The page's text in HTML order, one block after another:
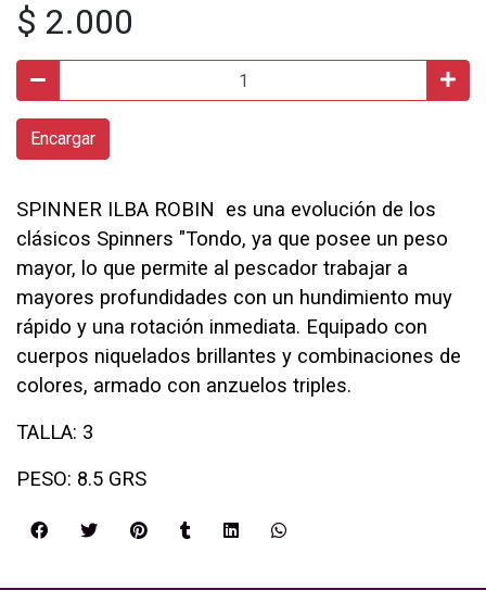
$ 2.000
Encargar
SPINNER ILBA ROBIN es una evolución de los
clásicos Spinners "Tondo, ya que posee un peso
mayor, lo que permite al pescador trabajar a
mayores profundidades con un hundimiento muy
rápido y una rotación inmediata. Equipado con
cuerpos niquelados brillantes y combinaciones de
colores, armado con anzuelos triples.
TALLA: 3
PESO: 8.5 GRS